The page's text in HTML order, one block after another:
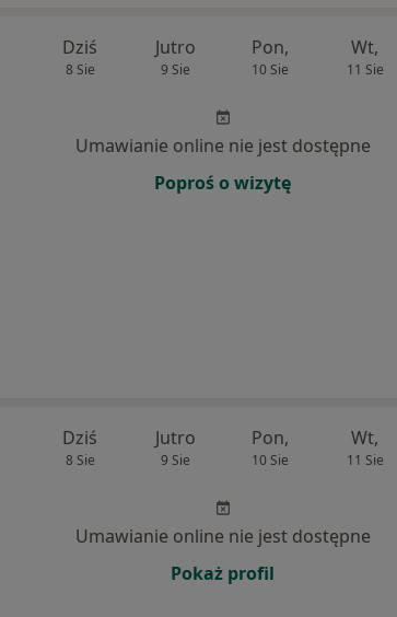
Dziś
8 Sie
Jutro
9 Sie
Pon,
10 Sie
Wt,
11 Sie
Umawianie online nie jest dostępne
Poproś o wizytę
Dziś
8 Sie
Jutro
9 Sie
Pon,
10 Sie
Wt,
11 Sie
Umawianie online nie jest dostępne
Pokaż profil